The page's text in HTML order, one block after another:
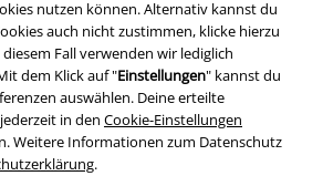
nutzen können. Alternativ kannst du
auch nicht zustimmen, klicke hierzu
diesem Fall verwenden wir lediglich
dem Klick auf "Einstellungen" kannst du
auswählen. Deine erteilte
in den Cookie-Einstellungen
Weitere Informationen zum Datenschutz
.